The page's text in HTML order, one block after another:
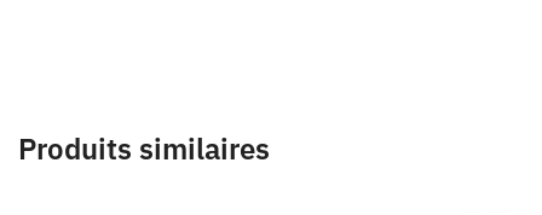
Produits similaires